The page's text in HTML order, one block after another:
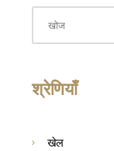
श्रेणियाँ
खेल